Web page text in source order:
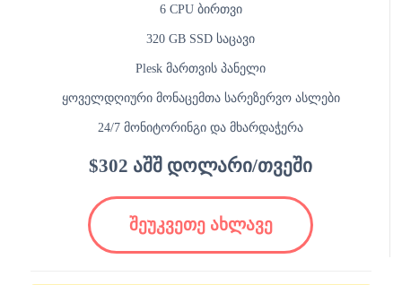
6 CPU ბირთვი
320 GB SSD საცავი
Plesk მართვის პანელი
ყოველდღიური მონაცემთა სარეზერვო ასლები
24/7 მონიტორინგი და მხარდაჭერა
$302 აშშ დოლარი/თვეში
შეუკვეთე ახლავე